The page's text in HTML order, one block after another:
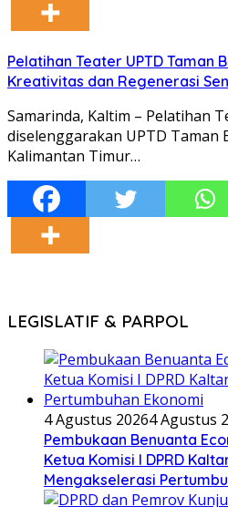
Pelatihan Teater UPTD Taman
Kreativitas dan Regenerasi
Samarinda, Kaltim – Pelatihan
diselenggarakan UPTD Taman
Kalimantan Timur…
LEGISLATIF & PARPOL
4 Agustus 20264 Agustus
Pembukaan Benuanta
Ketua Komisi I DPRD
Mengakselerasi